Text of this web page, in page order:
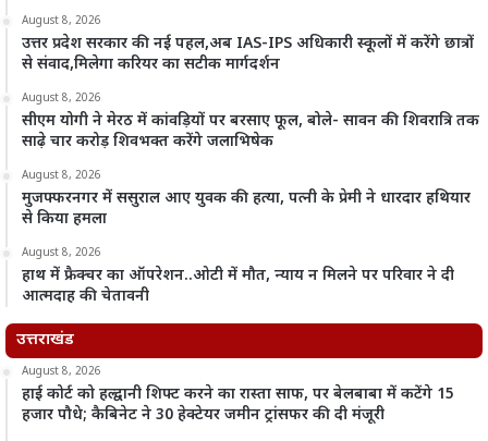
August 8, 2026
उत्तर प्रदेश सरकार की नई पहल,अब IAS-IPS अधिकारी स्कूलों में करेंगे छात्रों
से संवाद,मिलेगा करियर का सटीक मार्गदर्शन
August 8, 2026
सीएम योगी ने मेरठ में कांवड़ियों पर बरसाए फूल, बोले- सावन की शिवरात्रि तक
साढ़े चार करोड़ शिवभक्त करेंगे जलाभिषेक
August 8, 2026
मुजफ्फरनगर में ससुराल आए युवक की हत्या, पत्नी के प्रेमी ने धारदार हथियार
से किया हमला
August 8, 2026
हाथ में फ्रैक्चर का ऑपरेशन..ओटी में मौत, न्याय न मिलने पर परिवार ने दी
आत्मदाह की चेतावनी
उत्तराखंड
August 8, 2026
हाई कोर्ट को हल्द्वानी शिफ्ट करने का रास्ता साफ, पर बेलबाबा में कटेंगे 15
हजार पौधे; कैबिनेट ने 30 हेक्टेयर जमीन ट्रांसफर की दी मंजूरी